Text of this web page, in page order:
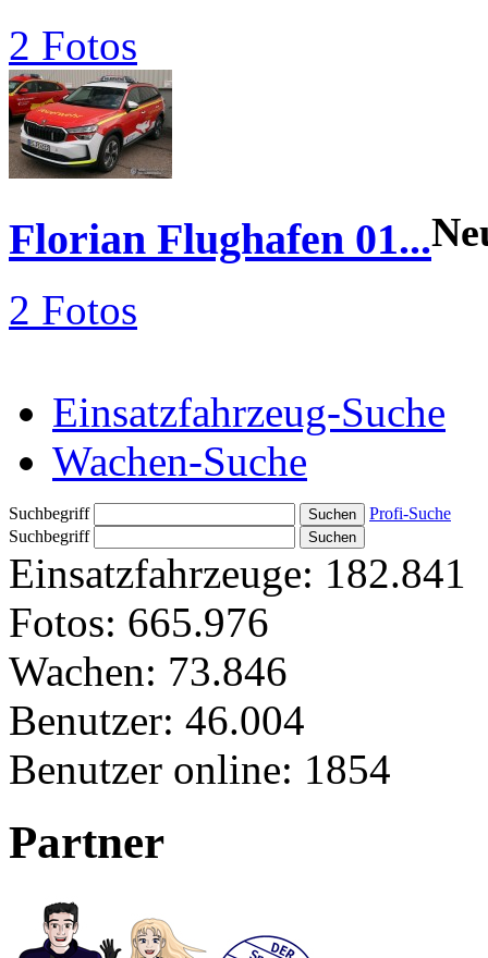
2 Fotos
Florian Flughafen 01...
2 Fotos
Einsatzfahrzeug-Suche
Wachen-Suche
Suchbegriff
Profi-Suche
Suchbegriff
Einsatzfahrzeuge: 182.841
Fotos: 665.976
Wachen: 73.846
Benutzer: 46.004
Benutzer online: 1854
Partner